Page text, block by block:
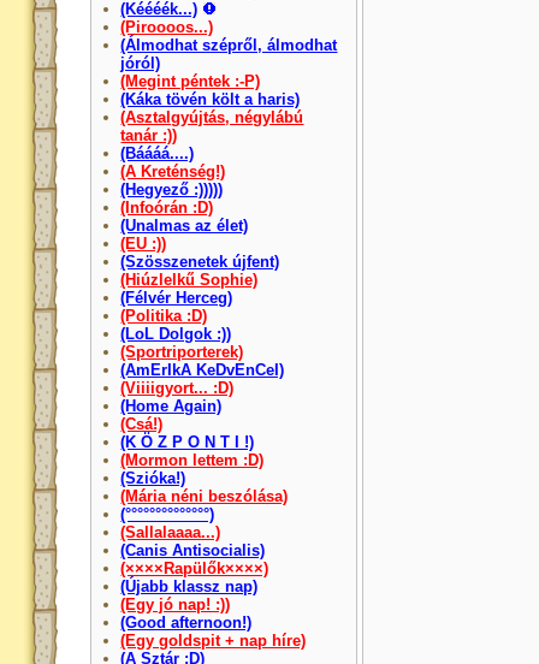
(Kéééék...)
(Piroooos...)
(Álmodhat szépről, álmodhat
jóról)
(Megint péntek :-P)
(Káka tövén költ a haris)
(Asztalgyújtás, négylábú
tanár :))
(Báááá....)
(A Kreténség!)
(Hegyező :)))))
(Infoórán :D)
(Unalmas az élet)
(EU :))
(Szösszenetek újfent)
(Hiúzlelkű Sophie)
(Félvér Herceg)
(Politika :D)
(LoL Dolgok :))
(Sportriporterek)
(AmErIkA KeDvEnCeI)
(Viiiigyort... :D)
(Home Again)
(Csá!)
(K Ö Z P O N T I !)
(Mormon lettem :D)
(Szióka!)
(Mária néni beszólása)
(°°°°°°°°°°°°°°)
(Sallalaaaa...)
(Canis Antisocialis)
(××××Rapülők××××)
(Újabb klassz nap)
(Egy jó nap! :))
(Good afternoon!)
(Egy goldspit + nap híre)
(A Sztár :D)